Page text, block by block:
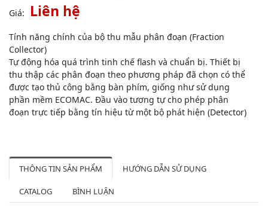
Giá: Liên hệ
Tính năng chính của bộ thu mẫu phân đoạn (Fraction
Collector)
Tự động hóa quá trình tinh chế flash và chuẩn bị. Thiết bị
thu thập các phân đoạn theo phương pháp đã chọn có thể
được tạo thủ công bằng bàn phím, giống như sử dụng
phần mềm ECOMAC. Đầu vào tương tự cho phép phân
đoạn trực tiếp bằng tín hiệu từ một bộ phát hiện (Detector)
THÔNG TIN SẢN PHẨM HƯỚNG DẪN SỬ DỤNG
CATALOG BÌNH LUẬN